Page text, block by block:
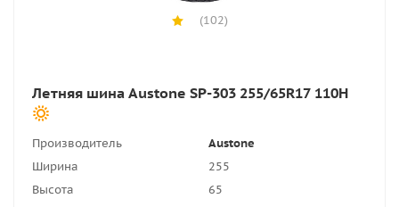
(102)
Летняя шина Austone SP-303 255/65R17 110H
Производитель
Austone
Ширина
255
Высота
65